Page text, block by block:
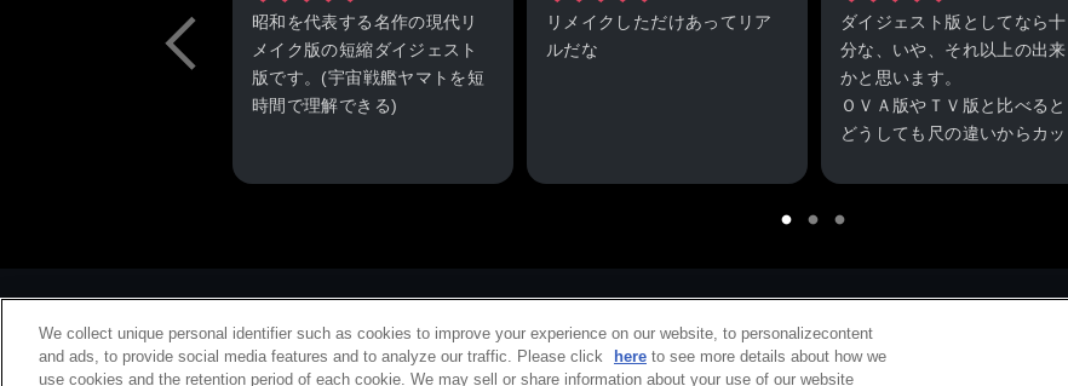
昭和を代表する名作の現代リ
メイク版の短縮ダイジェスト
版です。(宇宙戦艦ヤマトを短
時間で理解できる)
なので、古臭い戦争物か
万光年先のイスカンダルにそ
れを阻もうとする敵と闘いな
がらワープを駆使して進みま
リメイクしただけあってリア
ルだな
ダイジェスト版としてなら十
分な、いや、それ以上の出来
かと思います。
ＯＶＡ版やＴＶ版と比べると
どうしても尺の違いからカッ
くさんあるのは致し方のない
ことですし、むしろ物足りな
個人的には作品に華を添える
ＯＰの佐々木いさおさん、Ｅ
We collect unique personal identifier such as cookies to improve your experience on our website, to personalizecontent
and ads, to provide social media features and to analyze our traffic. Please click
here to see more details about how we
use cookies and the retention period of each cookie. We may sell or share information about your use of our website